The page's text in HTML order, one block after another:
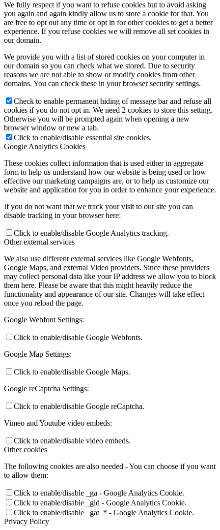
We fully respect if you want to refuse cookies but to avoid asking
you again and again kindly allow us to store a cookie for that. You
are free to opt out any time or opt in for other cookies to get a better
experience. If you refuse cookies we will remove all set cookies in
our domain.
We provide you with a list of stored cookies on your computer in
our domain so you can check what we stored. Due to security
reasons we are not able to show or modify cookies from other
domains. You can check these in your browser security settings.
Check to enable permanent hiding of message bar and refuse all
cookies if you do not opt in. We need 2 cookies to store this setting.
Otherwise you will be prompted again when opening a new
browser window or new a tab.
Click to enable/disable essential site cookies.
Google Analytics Cookies
These cookies collect information that is used either in aggregate
form to help us understand how our website is being used or how
effective our marketing campaigns are, or to help us customize our
website and application for you in order to enhance your experience.
If you do not want that we track your visit to our site you can
disable tracking in your browser here:
Click to enable/disable Google Analytics tracking.
Other external services
We also use different external services like Google Webfonts,
Google Maps, and external Video providers. Since these providers
may collect personal data like your IP address we allow you to block
them here. Please be aware that this might heavily reduce the
functionality and appearance of our site. Changes will take effect
once you reload the page.
Google Webfont Settings:
Click to enable/disable Google Webfonts.
Google Map Settings:
Click to enable/disable Google Maps.
Google reCaptcha Settings:
Click to enable/disable Google reCaptcha.
Vimeo and Youtube video embeds:
Click to enable/disable video embeds.
Other cookies
The following cookies are also needed - You can choose if you want
to allow them:
Click to enable/disable _ga - Google Analytics Cookie.
Click to enable/disable _gid - Google Analytics Cookie.
Click to enable/disable _gat_* - Google Analytics Cookie.
Privacy Policy